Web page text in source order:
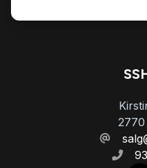
fjernbetjent centrallås